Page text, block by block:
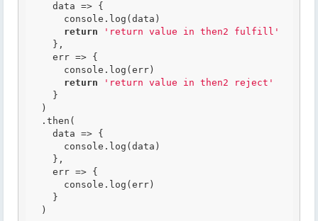
return
'return value in then2 fulfill'
return
'return value in then2 reject'